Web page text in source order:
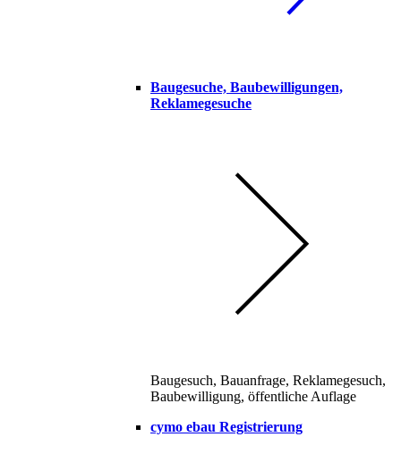
Baugesuche, Baubewilligungen,
Reklamegesuche
Baugesuch, Bauanfrage, Reklamegesuch,
Baubewilligung, öffentliche Auflage
cymo ebau Registrierung